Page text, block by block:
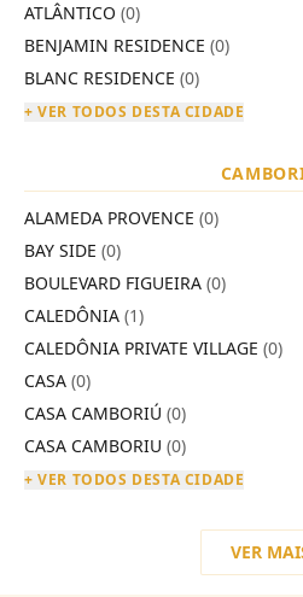
ATLÂNTICO (0)
BENJAMIN RESIDENCE (0)
BLANC RESIDENCE (0)
+ VER TODOS DESTA CIDADE
ALAMEDA PROVENCE (0)
BAY SIDE (0)
BOULEVARD FIGUEIRA (0)
CALEDÔNIA (1)
CALEDÔNIA PRIVATE VILLAGE (0)
CASA (0)
CASA CAMBORIÚ (0)
CASA CAMBORIU (0)
+ VER TODOS DESTA CIDADE
VER